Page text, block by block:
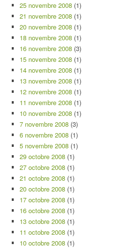
25 novembre 2008 (1)
21 novembre 2008 (1)
20 novembre 2008 (1)
18 novembre 2008 (1)
16 novembre 2008 (3)
15 novembre 2008 (1)
14 novembre 2008 (1)
13 novembre 2008 (1)
12 novembre 2008 (1)
11 novembre 2008 (1)
10 novembre 2008 (1)
7 novembre 2008 (3)
6 novembre 2008 (1)
5 novembre 2008 (1)
29 octobre 2008 (1)
27 octobre 2008 (1)
21 octobre 2008 (1)
20 octobre 2008 (1)
17 octobre 2008 (1)
16 octobre 2008 (1)
13 octobre 2008 (1)
11 octobre 2008 (1)
10 octobre 2008 (1)